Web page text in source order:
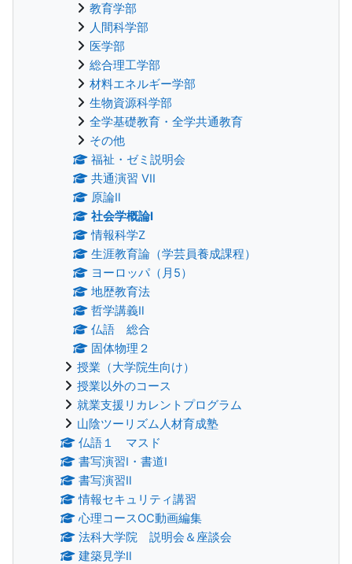
教育学部
人間科学部
医学部
総合理工学部
材料エネルギー学部
生物資源科学部
全学基礎教育・全学共通教育
その他
福祉・ゼミ説明会
共通演習 VII
原論Ⅱ
社会学概論Ⅰ
情報科学Z
生涯教育論（学芸員養成課程）
ヨーロッパ（月5）
地歴教育法
哲学講義Ⅱ
仏語 総合
固体物理２
授業（大学院生向け）
授業以外のコース
就業支援リカレントプログラム
山陰ツーリズム人材育成塾
仏語１ マスド
書写演習Ⅰ・書道Ⅰ
書写演習Ⅱ
情報セキュリティ講習
心理コースOC動画編集
法科大学院 説明会＆座談会
建築見学Ⅱ